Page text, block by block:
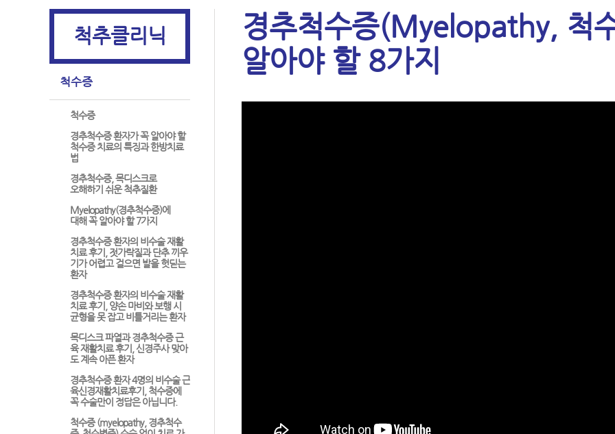
척추클리닉
척수증
척수증
경추척수증 환자가 꼭 알아야 할
척수증 치료의 특징과 한방치료
법
경추척수증, 목디스크로
오해하기 쉬운 척추질환
Myelopathy(경추척수증)에
대해 꼭 알아야 할 7가지
경추척수증 환자의 비수술 재활
치료 후기, 젓가락질과 단추 끼우
기가 어렵고 걸으면 발을 헛딛는
환자
경추척수증 환자의 비수술 재활
치료 후기, 양손 마비와 보행 시
균형을 못 잡고 비틀거리는 환자
목디스크 파열과 경추척수증 근
육 재활치료 후기, 신경주사 맞아
도 계속 아픈 환자
경추척수증 환자 4명의 비수술 근
육신경재활치료후기, 척수증에
꼭 수술만이 정답은 아닙니다.
척수증 (myelopathy, 경추척수
경추척수증(Myelopathy, 척
알아야 할 8가지